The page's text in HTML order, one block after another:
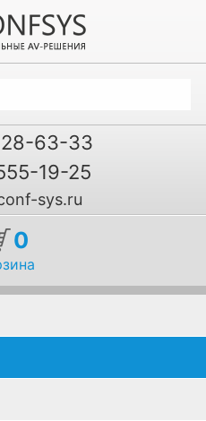
63-33
19-25
sys.ru
0